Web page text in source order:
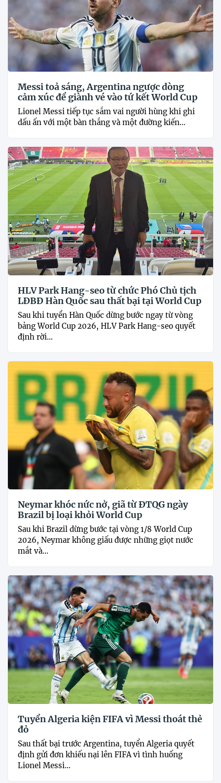
Messi toả sáng, Argentina ngược dòng
cảm xúc để giành vé vào tứ kết World Cup
Lionel Messi tiếp tục sắm vai người hùng khi ghi
dấu ấn với một bàn thắng và một đường kiến...
HLV Park Hang-seo từ chức Phó Chủ tịch
LĐBĐ Hàn Quốc sau thất bại tại World Cup
Sau khi tuyển Hàn Quốc dừng bước ngay từ vòng
bảng World Cup 2026, HLV Park Hang-seo quyết
định rời...
Neymar khóc nức nở, giã từ ĐTQG ngày
Brazil bị loại khỏi World Cup
Sau khi Brazil dừng bước tại vòng 1/8 World Cup
2026, Neymar không giấu được những giọt nước
mắt và...
Tuyển Algeria kiện FIFA vì Messi thoát thẻ
đỏ
Sau thất bại trước Argentina, tuyển Algeria quyết
định gửi đơn khiếu nại lên FIFA vì tình huống
Lionel Messi...